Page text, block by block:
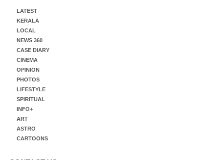
LATEST
KERALA
LOCAL
NEWS 360
CASE DIARY
CINEMA
OPINION
PHOTOS
LIFESTYLE
SPIRITUAL
INFO+
ART
ASTRO
CARTOONS